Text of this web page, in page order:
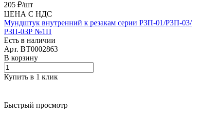
205 ₽/шт
ЦЕНА С НДС
Мундштук внутренний к резакам серии Р3П-01/Р3П-03/
Р3П-03Р №1П
Есть в наличии
Арт. BT0002863
В корзину
Купить в 1 клик
Быстрый просмотр